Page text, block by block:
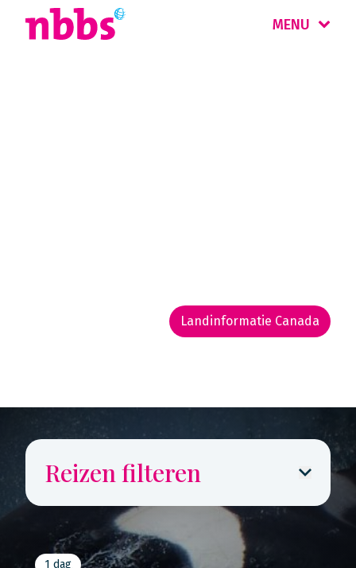
MENU
Landinformatie Canada
Reizen filteren
1 dag